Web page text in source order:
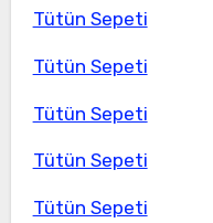
Tütün Sepeti
Tütün Sepeti
Tütün Sepeti
Tütün Sepeti
Tütün Sepeti